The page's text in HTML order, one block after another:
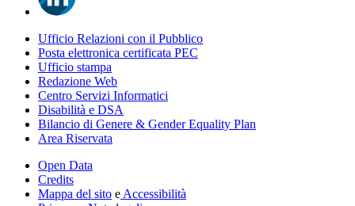
Ufficio Relazioni con il Pubblico
Posta elettronica certificata PEC
Ufficio stampa
Redazione Web
Centro Servizi Informatici
Disabilità e DSA
Bilancio di Genere & Gender Equality Plan
Area Riservata
Open Data
Credits
Mappa del sito e Accessibilità